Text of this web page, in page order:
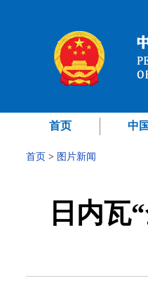
首页 中
首页 > 图片新闻
日内瓦